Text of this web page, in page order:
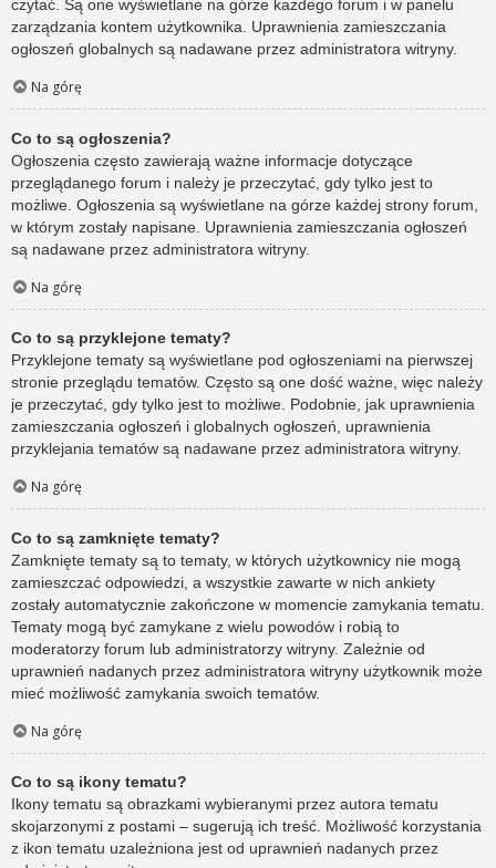
czytać. Są one wyświetlane na górze każdego forum i w panelu
zarządzania kontem użytkownika. Uprawnienia zamieszczania
ogłoszeń globalnych są nadawane przez administratora witryny.
Na górę
Co to są ogłoszenia?
Ogłoszenia często zawierają ważne informacje dotyczące
przeglądanego forum i należy je przeczytać, gdy tylko jest to
możliwe. Ogłoszenia są wyświetlane na górze każdej strony forum,
w którym zostały napisane. Uprawnienia zamieszczania ogłoszeń
są nadawane przez administratora witryny.
Na górę
Co to są przyklejone tematy?
Przyklejone tematy są wyświetlane pod ogłoszeniami na pierwszej
stronie przeglądu tematów. Często są one dość ważne, więc należy
je przeczytać, gdy tylko jest to możliwe. Podobnie, jak uprawnienia
zamieszczania ogłoszeń i globalnych ogłoszeń, uprawnienia
przyklejania tematów są nadawane przez administratora witryny.
Na górę
Co to są zamknięte tematy?
Zamknięte tematy są to tematy, w których użytkownicy nie mogą
zamieszczać odpowiedzi, a wszystkie zawarte w nich ankiety
zostały automatycznie zakończone w momencie zamykania tematu.
Tematy mogą być zamykane z wielu powodów i robią to
moderatorzy forum lub administratorzy witryny. Zależnie od
uprawnień nadanych przez administratora witryny użytkownik może
mieć możliwość zamykania swoich tematów.
Na górę
Co to są ikony tematu?
Ikony tematu są obrazkami wybieranymi przez autora tematu
skojarzonymi z postami – sugerują ich treść. Możliwość korzystania
z ikon tematu uzależniona jest od uprawnień nadanych przez